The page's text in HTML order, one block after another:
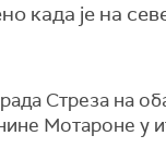
када је на
Стреза на
Мотароне у